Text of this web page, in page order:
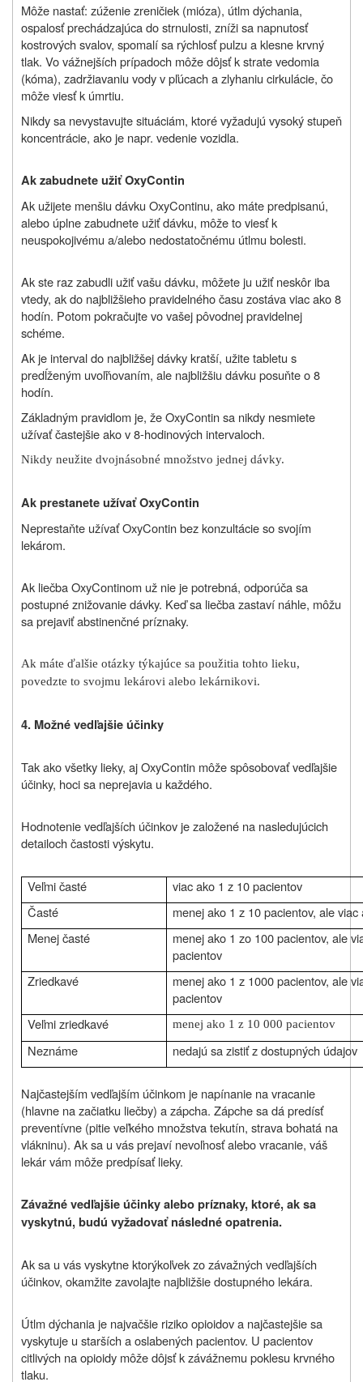
Môže nastať: zúženie zreničiek (mióza), útlm dýchania,
ospalosť prechádzajúca do strnulosti, zníži sa napnutosť
kostrových svalov, spomalí sa rýchlosť pulzu a klesne krvný
tlak. Vo vážnejších prípadoch môže dôjsť k strate vedomia
(kóma), zadržiavaniu vody v pľúcach a zlyhaniu cirkulácie, čo
môže viesť k úmrtiu.
Nikdy sa nevystavujte situáciám, ktoré vyžadujú vysoký stupeň
koncentrácie, ako je napr. vedenie vozidla.
Ak zabudnete užiť OxyContin
Ak užijete menšiu dávku OxyContinu, ako máte predpisanú,
alebo úplne zabudnete užiť dávku, môže to viesť k
neuspokojivému a/alebo nedostatočnému útlmu bolesti.
Ak ste raz zabudli užiť vašu dávku, môžete ju užiť neskôr iba
vtedy, ak do najbližšieho pravidelného času zostáva viac ako 8
hodín. Potom pokračujte vo vašej pôvodnej pravidelnej
schéme.
Ak je interval do najbližšej dávky kratší, užite tabletu s
predĺženým uvoľňovaním, ale najbližšiu dávku posuňte o 8
hodín.
Základným pravidlom je, že OxyContin sa nikdy nesmiete
užívať častejšie ako v 8-hodinových intervaloch.
Nikdy neužite dvojnásobné množstvo jednej dávky.
Ak prestanete užívať OxyContin
Neprestaňte užívať OxyContin bez konzultácie so svojím
lekárom.
Ak liečba OxyContinom už nie je potrebná, odporúča sa
postupné znižovanie dávky. Keď sa liečba zastaví náhle, môžu
sa prejaviť abstinenčné príznaky.
Ak máte ďalšie otázky týkajúce sa použitia tohto lieku,
povedzte to svojmu lekárovi alebo lekárnikovi.
4. Možné vedľajšie účinky
Tak ako všetky lieky, aj OxyContin môže spôsobovať vedľajšie
účinky, hoci sa neprejavia u každého.
Hodnotenie vedľajších účinkov je založené na nasledujúcich
detailoch častosti výskytu.
Veľmi časté
viac ako 1 z 10 pacientov
Časté
menej ako 1 z 10 pacientov, ale
Menej časté
menej ako 1 zo 100 pacientov, ale
pacientov
Zriedkavé
menej ako 1 z 1000 pacientov, ale
pacientov
Veľmi zriedkavé
menej ako 1 z 10 000 pacientov
Neznáme nedajú sa zistiť z dostupných údajov
Najčastejším vedľajším účinkom je napínanie na vracanie
(hlavne na začiatku liečby) a zápcha. Zápche sa dá predísť
preventívne (pitie veľkého množstva tekutín, strava bohatá na
vlákninu). Ak sa u vás prejaví nevoľnosť alebo vracanie, váš
lekár vám môže predpísať lieky.
Závažné vedľajšie účinky alebo príznaky, ktoré, ak sa
vyskytnú, budú vyžadovať následné opatrenia.
Ak sa u vás vyskytne ktorýkoľvek zo závažných vedľajších
účinkov, okamžite zavolajte najbližšie dostupného lekára.
Útlm dýchania je najvačšie riziko opioidov a najčastejšie sa
vyskytuje u starších a oslabených pacientov. U pacientov
citlivých na opioidy môže dôjsť k závážnemu poklesu krvného
tlaku.